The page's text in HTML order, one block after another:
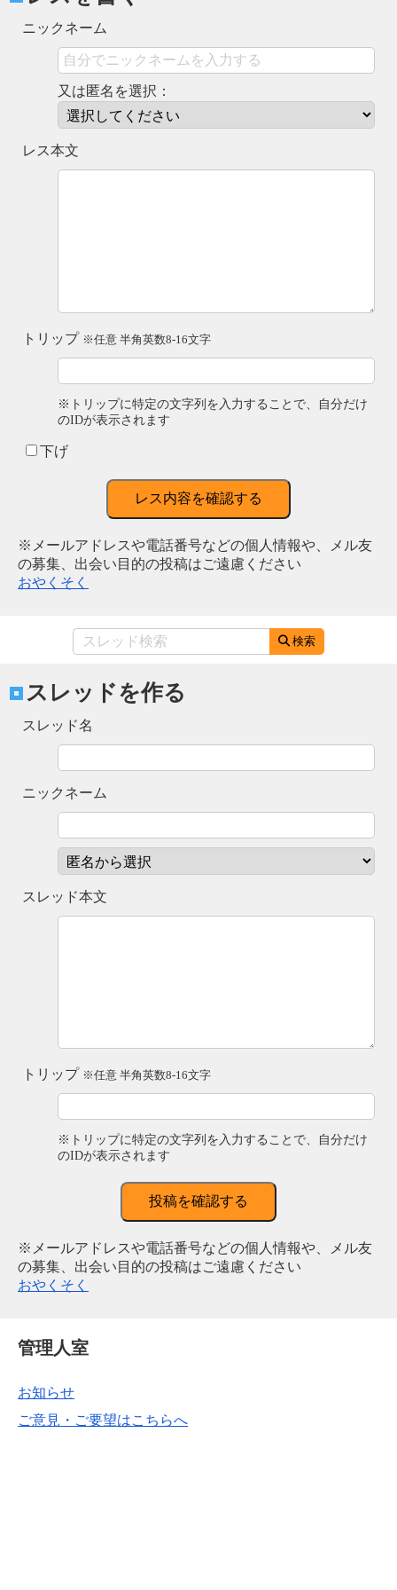
ニックネーム
又は匿名を選択：
レス本文
トリップ ※任意 半角英数8-16文字
※トリップに特定の文字列を入力することで、自分だけ
のIDが表示されます
下げ
レス内容を確認する
※メールアドレスや電話番号などの個人情報や、メル友
の募集、出会い目的の投稿はご遠慮ください
おやくそく
検索
スレッドを作る
スレッド名
ニックネーム
スレッド本文
トリップ ※任意 半角英数8-16文字
※トリップに特定の文字列を入力することで、自分だけ
のIDが表示されます
投稿を確認する
※メールアドレスや電話番号などの個人情報や、メル友
の募集、出会い目的の投稿はご遠慮ください
おやくそく
管理人室
お知らせ
ご意見・ご要望はこちらへ